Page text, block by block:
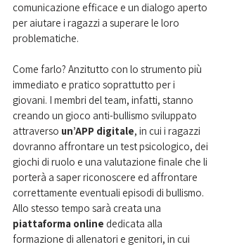
comunicazione efficace e un dialogo aperto
per aiutare i ragazzi a superare le loro
problematiche.
Come farlo? Anzitutto con lo strumento più
immediato e pratico soprattutto per i
giovani. I membri del team, infatti, stanno
creando un gioco anti-bullismo sviluppato
attraverso un’APP digitale, in cui i ragazzi
dovranno affrontare un test psicologico, dei
giochi di ruolo e una valutazione finale che li
porterà a saper riconoscere ed affrontare
correttamente eventuali episodi di bullismo.
Allo stesso tempo sarà creata una
piattaforma online dedicata alla
formazione di allenatori e genitori, in cui